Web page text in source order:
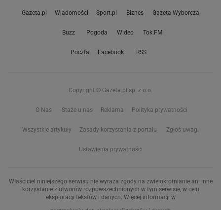
Gazeta.pl Wiadomości Sport.pl Biznes Gazeta Wyborcza
Buzz Pogoda Wideo Tok.FM
Poczta Facebook RSS
Copyright © Gazeta.pl sp. z o.o.
O Nas Staże u nas Reklama Polityka prywatności
Wszystkie artykuły Zasady korzystania z portalu Zgłoś uwagi
Ustawienia prywatności
Właściciel niniejszego serwisu nie wyraża zgody na zwielokrotnianie ani inne
korzystanie z utworów rozpowszechnionych w tym serwisie, w celu
eksploracji tekstów i danych. Więcej informacji w